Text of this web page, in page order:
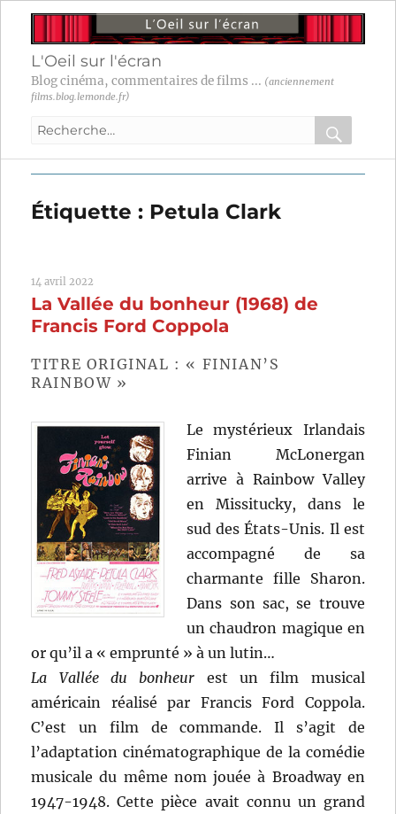
L'Oeil sur l'écran
Blog cinéma, commentaires de films ... (anciennement
films.blog.lemonde.fr)
Recherche
:
OK
Étiquette : Petula Clark
14 avril 2022
La Vallée du bonheur (1968) de
Francis Ford Coppola
TITRE ORIGINAL : « FINIAN’S
RAINBOW »
Le mystérieux Irlandais
Finian McLonergan
arrive à Rainbow Valley
en Missitucky, dans le
sud des États-Unis. Il est
accompagné de sa
charmante fille Sharon.
Dans son sac, se trouve
un chaudron magique en
or qu’il a « emprunté » à un lutin…
La Vallée du bonheur est un film musical
américain réalisé par Francis Ford Coppola.
C’est un film de commande. Il s’agit de
l’adaptation cinématographique de la comédie
musicale du même nom jouée à Broadway en
1947-1948. Cette pièce avait connu un grand